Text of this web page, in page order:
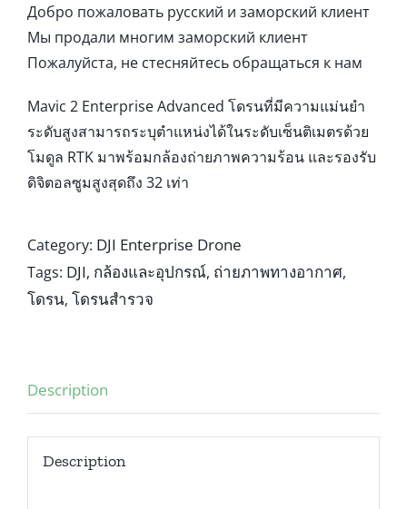
Добро пожаловать русский и заморский клиент
Мы продали многим заморский клиент
Пожалуйста, не стесняйтесь обращаться к нам
Mavic 2 Enterprise Advanced โดรนที่มีความแม่นยำ
ระดับสูงสามารถระบุตำแหน่งได้ในระดับเซ็นติเมตรด้วย
โมดูล RTK มาพร้อมกล้องถ่ายภาพความร้อน และรองรับ
ดิจิตอลซูมสูงสุดถึง 32 เท่า
Category: DJI Enterprise Drone
Tags: DJI, กล้องและอุปกรณ์, ถ่ายภาพทางอากาศ,
โดรน, โดรนสำรวจ
Description
Description